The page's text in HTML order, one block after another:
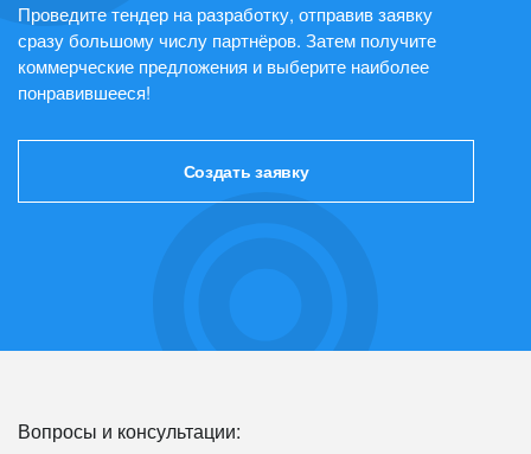
Проведите тендер на разработку, отправив заявку
сразу большому числу партнёров. Затем получите
коммерческие предложения и выберите наиболее
понравившееся!
Создать заявку
Вопросы и консультации: